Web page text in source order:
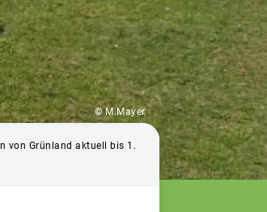
© M.Mayer
von Grünland aktuell bis 1.